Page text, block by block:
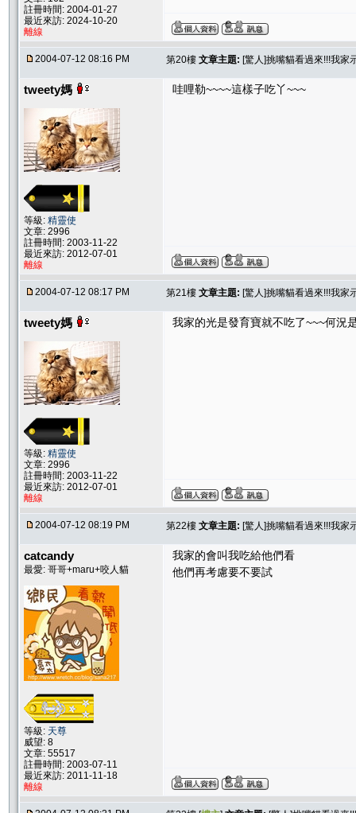
註冊時間: 2004-01-27
最近來訪: 2024-10-20
離線
2004-07-12 08:16 PM 第20樓 文章主題: [驚人]挑嘴貓看過來!!!我家
tweety媽
等級: 精靈使
文章: 2996
註冊時間: 2003-11-22
最近來訪: 2012-07-01
離線
哇哩勒~~~~這樣子吃丫~~~
2004-07-12 08:17 PM 第21樓 文章主題: [驚人]挑嘴貓看過來!!!我家
tweety媽
等級: 精靈使
文章: 2996
註冊時間: 2003-11-22
最近來訪: 2012-07-01
離線
我家的光是發育寶就不吃了~~~何況
2004-07-12 08:19 PM 第22樓 文章主題: [驚人]挑嘴貓看過來!!!我家
catcandy
最愛: 哥哥+maru+咬人貓
等級: 天尊
威望: 8
文章: 55517
註冊時間: 2003-07-11
最近來訪: 2011-11-18
離線
我家的會叫我吃給他們看
他們再考慮要不要試